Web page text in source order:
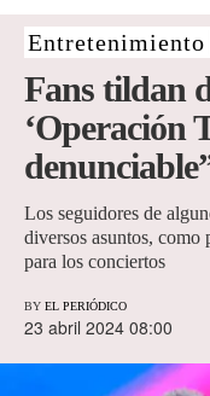
Entretenimiento
Fans tildan
‘Operación
Los seguidores de
diversos asuntos, como
para los conciertos
BY EL PERIÓDICO
23 abril 2024 08:00